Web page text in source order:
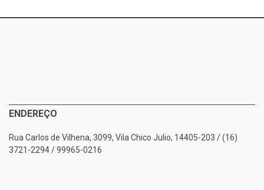
ENDEREÇO
Rua Carlos de Vilhena, 3099, Vila Chico Julio, 14405-203 / (16)
3721-2294 / 99965-0216